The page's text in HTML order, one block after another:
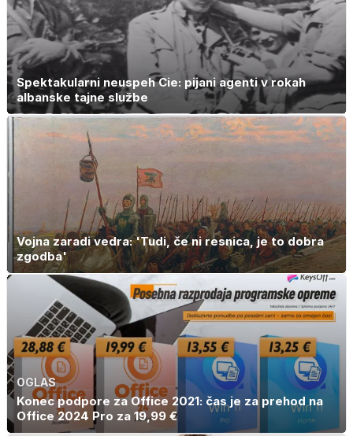
Spektakularni neuspeh Cie: pijani agenti v rokah
albanske tajne službe
Vojna zaradi vedra: 'Tudi, če ni resnica, je to dobra
zgodba'
OGLAS
Konec podpore za Office 2021: čas je za prehod na
Office 2024 Pro za 19,99 €